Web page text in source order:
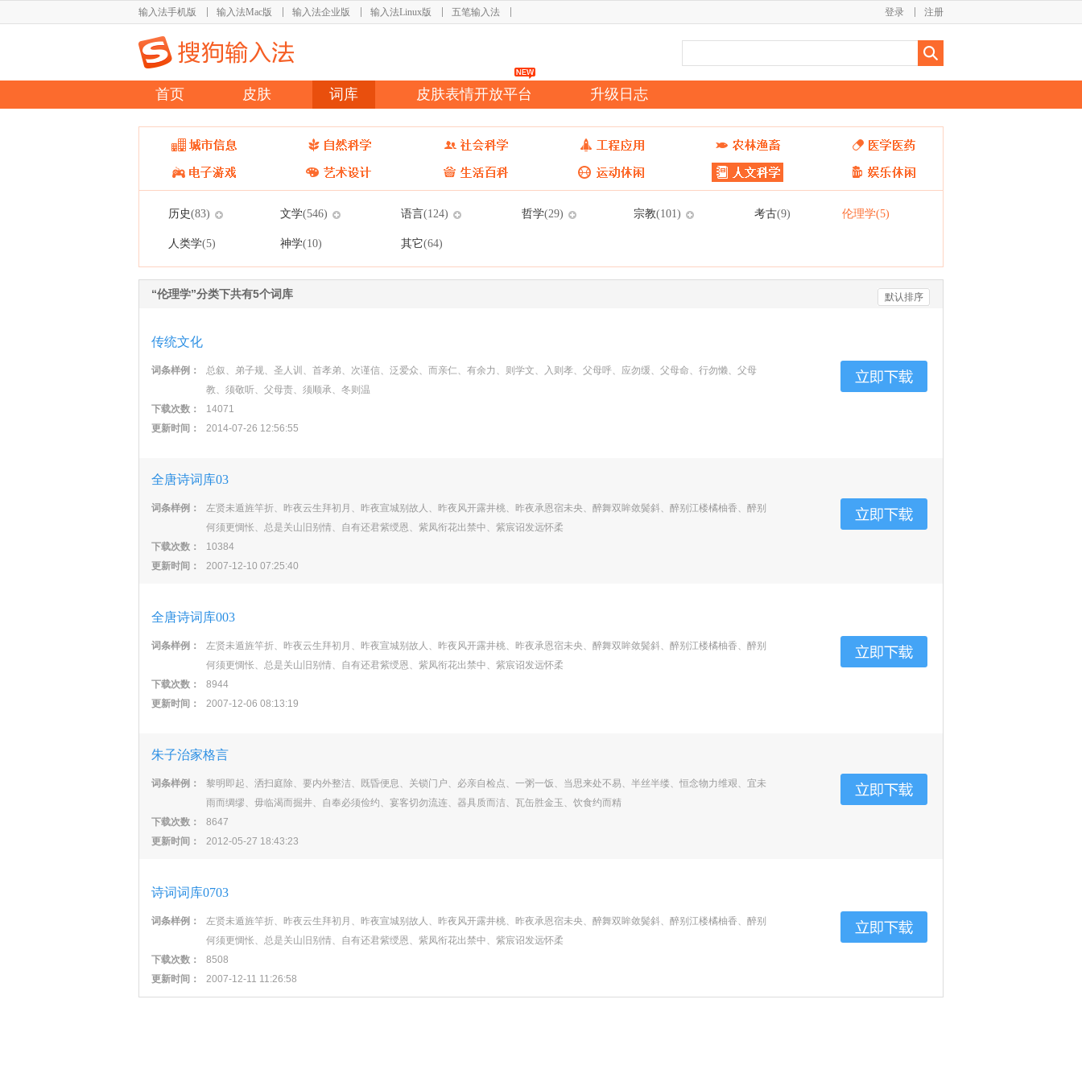
输入法手机版 输入法Mac版 输入法企业版 输入法Linux版 五笔输入法 注册
登录
首页 皮肤 词库 皮肤表情开放平台 升级日志
历史(83) 文学(546) 语言(124) 哲学(29) 宗教(101) 考古(9) 伦理学(5)
人类学(5) 神学(10) 其它(64)
“伦理学”分类下共有5个词库 默认排序
传统文化
词条样例：
总叙、弟子规、圣人训、首孝弟、次谨信、泛爱众、而亲仁、有余力、则学文、入则孝、父母呼、应勿缓、父母命、行勿懒、父母
教、须敬听、父母责、须顺承、冬则温
下载次数：
14071
更新时间：
2014-07-26 12:56:55
全唐诗词库03
词条样例：
左贤未遁旌竿折、昨夜云生拜初月、昨夜宣城别故人、昨夜风开露井桃、昨夜承恩宿未央、醉舞双眸敛鬓斜、醉别江楼橘柚香、醉别
何须更惆怅、总是关山旧别情、自有还君紫绶恩、紫凤衔花出禁中、紫宸诏发远怀柔
下载次数：
10384
更新时间：
2007-12-10 07:25:40
全唐诗词库003
词条样例：
左贤未遁旌竿折、昨夜云生拜初月、昨夜宣城别故人、昨夜风开露井桃、昨夜承恩宿未央、醉舞双眸敛鬓斜、醉别江楼橘柚香、醉别
何须更惆怅、总是关山旧别情、自有还君紫绶恩、紫凤衔花出禁中、紫宸诏发远怀柔
下载次数：
8944
更新时间：
2007-12-06 08:13:19
朱子治家格言
词条样例：
黎明即起、洒扫庭除、要内外整洁、既昏便息、关锁门户、必亲自检点、一粥一饭、当思来处不易、半丝半缕、恒念物力维艰、宜未
雨而绸缪、毋临渴而掘井、自奉必须俭约、宴客切勿流连、器具质而洁、瓦缶胜金玉、饮食约而精
下载次数：
8647
更新时间：
2012-05-27 18:43:23
诗词词库0703
词条样例：
左贤未遁旌竿折、昨夜云生拜初月、昨夜宣城别故人、昨夜风开露井桃、昨夜承恩宿未央、醉舞双眸敛鬓斜、醉别江楼橘柚香、醉别
何须更惆怅、总是关山旧别情、自有还君紫绶恩、紫凤衔花出禁中、紫宸诏发远怀柔
下载次数：
8508
更新时间：
2007-12-11 11:26:58